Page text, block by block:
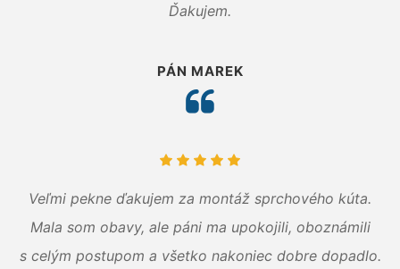
Ďakujem.
PÁN MAREK
Veľmi pekne ďakujem za montáž sprchového kúta.
Mala som obavy, ale páni ma upokojili, oboznámili
s celým postupom a všetko nakoniec dobre dopadlo.